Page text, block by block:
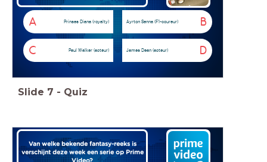
A Prinses Diana (royalty) B
Ayrton Senna (F1-coureur)
C Paul Walker (acteur) D
James Dean (acteur)
Slide 7 - Quiz
Van welke bekende fantasy-reeks is
verschijnt deze week een serie op Prime